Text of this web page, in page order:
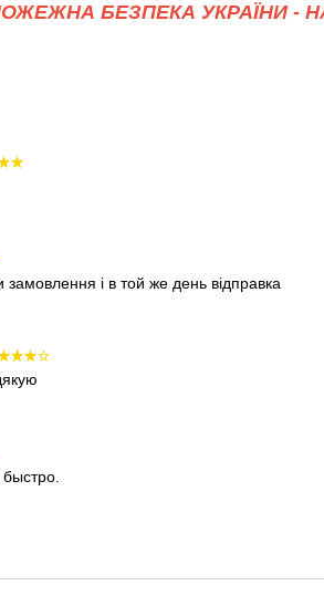
БЕЗПЕКА УКРАЇНИ -
і в той же день відправка